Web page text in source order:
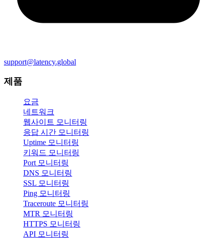
support@latency.global
제품
요금
네트워크
웹사이트 모니터링
응답 시간 모니터링
Uptime 모니터링
키워드 모니터링
Port 모니터링
DNS 모니터링
SSL 모니터링
Ping 모니터링
Traceroute 모니터링
MTR 모니터링
HTTPS 모니터링
API 모니터링